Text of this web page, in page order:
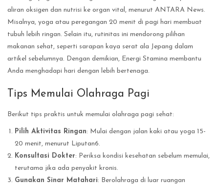
aliran oksigen dan nutrisi ke organ vital, menurut ANTARA News.
Misalnya, yoga atau peregangan 20 menit di pagi hari membuat
tubuh lebih ringan. Selain itu, rutinitas ini mendorong pilihan
makanan sehat, seperti sarapan kaya serat ala Jepang dalam
artikel sebelumnya. Dengan demikian, Energi Stamina membantu
Anda menghadapi hari dengan lebih bertenaga.
Tips Memulai Olahraga Pagi
Berikut tips praktis untuk memulai olahraga pagi sehat:
Pilih Aktivitas Ringan: Mulai dengan jalan kaki atau yoga 15-
20 menit, menurut Liputan6.
Konsultasi Dokter: Periksa kondisi kesehatan sebelum memulai,
terutama jika ada penyakit kronis.
Gunakan Sinar Matahari: Berolahraga di luar ruangan